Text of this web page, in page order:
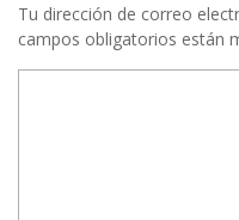
Tu dirección de correo
campos obligatorios están